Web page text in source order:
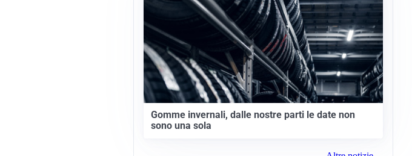
Gomme invernali, dalle nostre parti le date non
sono una sola